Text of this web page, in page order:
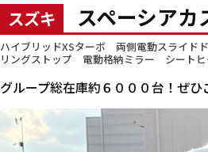
スズキ スペーシアカ
ハイブリッドXSターボ 両側電動スライ
リングストップ 電動格納ミラー シートヒ
グループ総在庫約６０００台！ぜひ